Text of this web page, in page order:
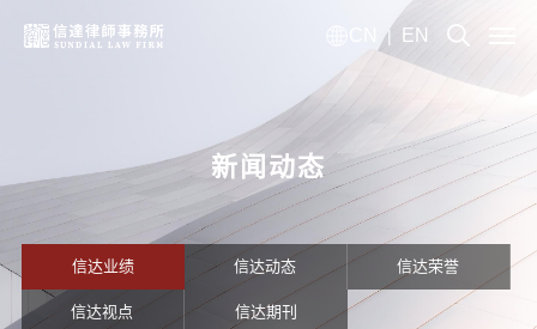
| EN
新闻动态
信达业绩 信达动态 信达荣誉
信达视点 信达期刊